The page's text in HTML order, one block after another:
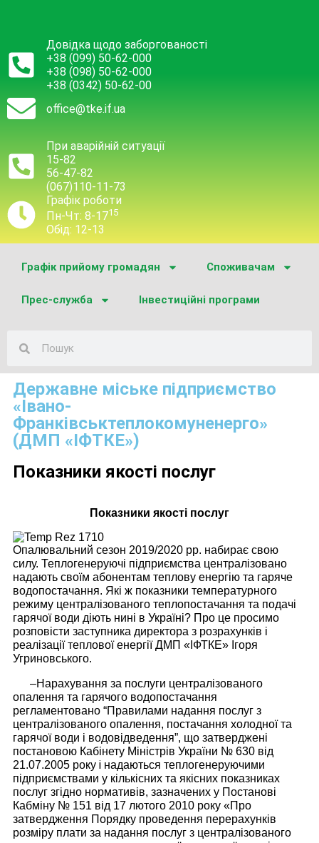
Довідка щодо заборгованості
+38 (099) 50-62-000
+38 (098) 50-62-000
+38 (0342) 50-62-00
office@tke.if.ua
При аварійній ситуації
15-82
56-47-82
(067)110-11-73
Графік роботи
Пн-Чт: 8-1715
Обід: 12-13
Графік прийому громадян Споживачам
Прес-служба Інвестиційні програми
Державне міське підприємство
«Івано-
Франківськтеплокомуненерго»
(ДМП «ІФТКЕ»)
Показники якості послуг
Показники якості послуг
Опалювальний сезон 2019/2020 рр. набирає свою
силу. Теплогенеруючі підприємства централізовано
надають своїм абонентам теплову енергію та гаряче
водопостачання. Які ж показники температурного
режиму централізованого теплопостачання та подачі
гарячої води діють нині в Україні? Про це просимо
розповісти заступника директора з розрахунків і
реалізації теплової енергії ДМП «ІФТКЕ» Ігоря
Угриновського.
–Нарахування за послуги централізованого
опалення та гарячого водопостачання
регламентовано “Правилами надання послуг з
централізованого опалення, постачання холодної та
гарячої води і водовідведення”, що затверджені
постановою Кабінету Міністрів України № 630 від
21.07.2005 року і надаються теплогенеруючими
підприємствами у кількісних та якісних показниках
послуг згідно нормативів, зазначених у Постанові
Кабміну № 151 від 17 лютого 2010 року «Про
затвердження Порядку проведення перерахунків
розміру плати за надання послуг з централізованого